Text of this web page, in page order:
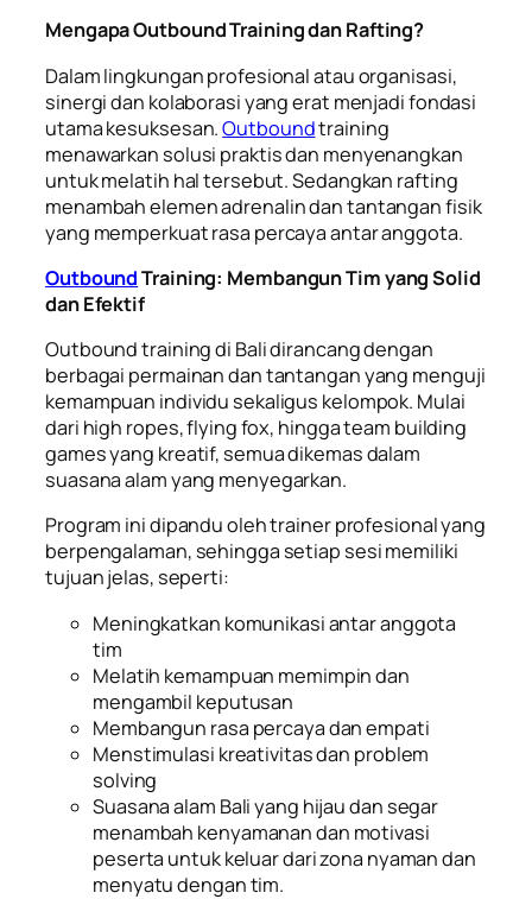
Mengapa Outbound Training dan Rafting?
Dalam lingkungan profesional atau organisasi,
sinergi dan kolaborasi yang erat menjadi fondasi
utama kesuksesan.Outboundtraining
menawarkan solusi praktis dan menyenangkan
untuk melatih hal tersebut. Sedangkan rafting
menambah elemen adrenalin dan tantangan fisik
yang memperkuat rasa percaya antar anggota.
OutboundTraining: Membangun Tim yang Solid
dan Efektif
Outbound training di Bali dirancang dengan
berbagai permainan dan tantangan yang menguji
kemampuan individu sekaligus kelompok. Mulai
dari high ropes, flying fox, hingga team building
games yang kreatif, semua dikemas dalam
suasana alam yang menyegarkan.
Program ini dipandu oleh trainer profesional yang
berpengalaman, sehingga setiap sesi memiliki
tujuan jelas, seperti:
Meningkatkan komunikasi antar anggota
tim
Melatih kemampuan memimpin dan
mengambil keputusan
Membangun rasa percaya dan empati
Menstimulasi kreativitas dan problem
solving
Suasana alam Bali yang hijau dan segar
menambah kenyamanan dan motivasi
peserta untuk keluar dari zona nyaman dan
menyatu dengan tim.